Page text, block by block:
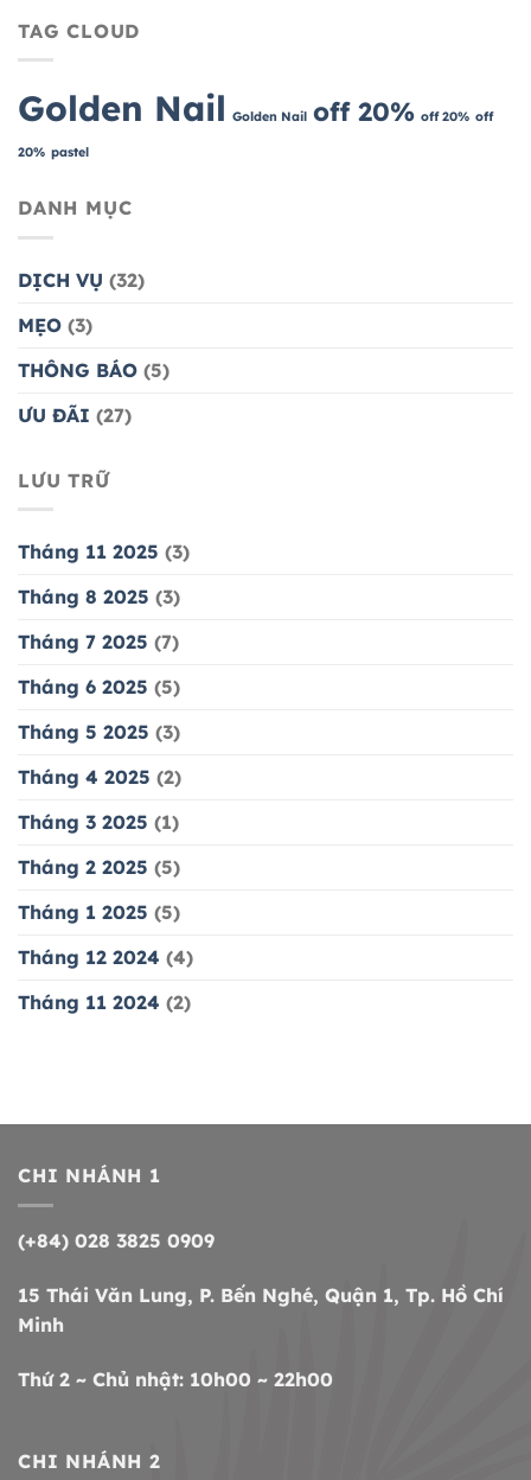
TAG CLOUD
Golden Nail Golden Nail off 20% off 20% off
20% pastel
DANH MỤC
DỊCH VỤ (32)
MẸO (3)
THÔNG BÁO (5)
ƯU ĐÃI (27)
LƯU TRỮ
Tháng 11 2025 (3)
Tháng 8 2025 (3)
Tháng 7 2025 (7)
Tháng 6 2025 (5)
Tháng 5 2025 (3)
Tháng 4 2025 (2)
Tháng 3 2025 (1)
Tháng 2 2025 (5)
Tháng 1 2025 (5)
Tháng 12 2024 (4)
Tháng 11 2024 (2)
CHI NHÁNH 1
(+84) 028 3825 0909
15 Thái Văn Lung, P. Bến Nghé, Quận 1, Tp. Hồ Chí
Minh
Thứ 2 ~ Chủ nhật: 10h00 ~ 22h00
CHI NHÁNH 2